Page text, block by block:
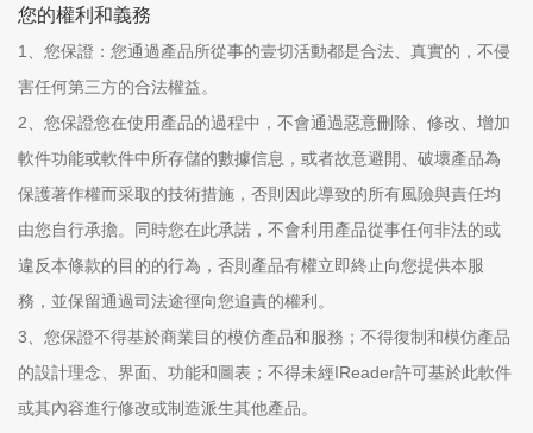
您的權利和義務
1、您保證：您通過產品所從事的壹切活動都是合法、真實的，不侵
害任何第三方的合法權益。
2、您保證您在使用產品的過程中，不會通過惡意刪除、修改、增加
軟件功能或軟件中所存儲的數據信息，或者故意避開、破壞產品為
保護著作權而采取的技術措施，否則因此導致的所有風險與責任均
由您自行承擔。同時您在此承諾，不會利用產品從事任何非法的或
違反本條款的目的的行為，否則產品有權立即終止向您提供本服
務，並保留通過司法途徑向您追責的權利。
3、您保證不得基於商業目的模仿產品和服務；不得復制和模仿產品
的設計理念、界面、功能和圖表；不得未經IReader許可基於此軟件
或其內容進行修改或制造派生其他產品。